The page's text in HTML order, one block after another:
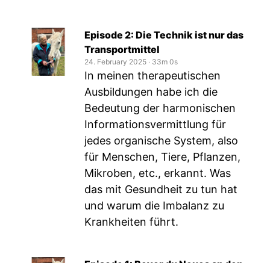
Episode 2: Die Technik ist nur das
Transportmittel
24. February 2025 ‧ 33m 0s
In meinen therapeutischen
Ausbildungen habe ich die
Bedeutung der harmonischen
Informationsvermittlung für
jedes organische System, also
für Menschen, Tiere, Pflanzen,
Mikroben, etc., erkannt. Was
das mit Gesundheit zu tun hat
und warum die Imbalanz zu
Krankheiten führt.